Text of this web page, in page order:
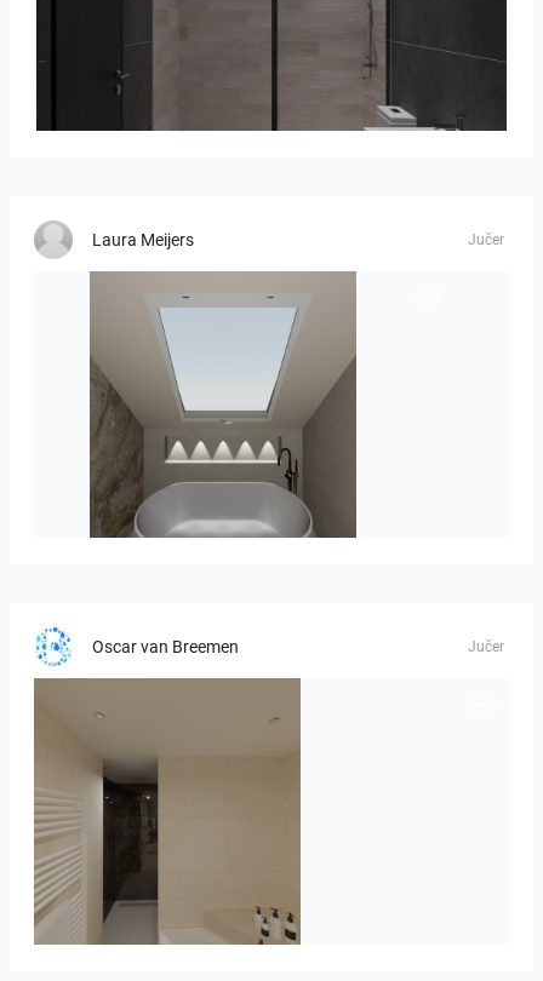
Laura Meijers Jučer
Hofman_J-01
Oscar van Breemen Jučer
Badkamerhuis